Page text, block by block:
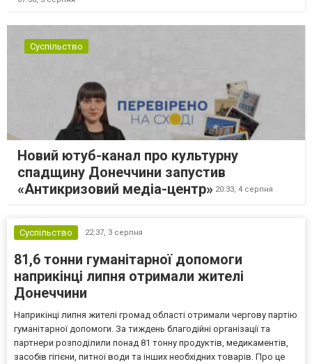
Суспільство
Новий ютуб-канал про культурну
спадщину Донеччини запустив
«Антикризовий медіа-центр» 20:33, 4 серпня
Суспільство 22:37, 3 серпня
81,6 тонни гуманітарної допомоги
наприкінці липня отримали жителі
Донеччини
Наприкінці липня жителі громад області отримали чергову партію
гуманітарної допомоги. За тиждень благодійні організації та
партнери розподілили понад 81 тонну продуктів, медикаментів,
засобів гігієни, питної води та інших необхідних товарів. Про це